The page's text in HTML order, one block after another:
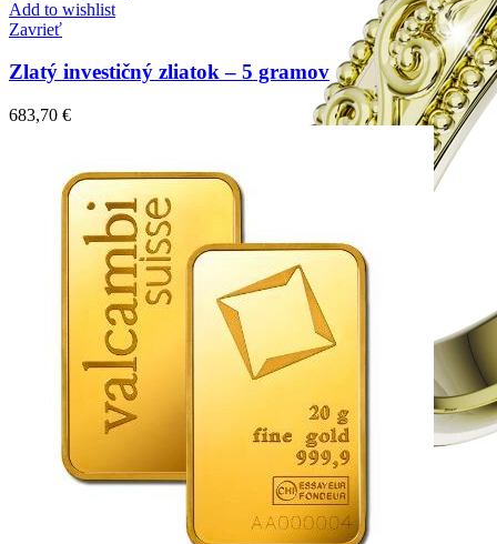
Add to wishlist
Zavrieť
Zlatý investičný zliatok – 5 gramov
683,70 €